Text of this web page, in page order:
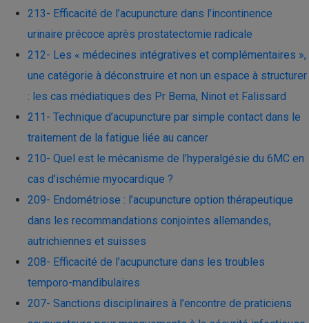
213- Efficacité de l’acupuncture dans l’incontinence
urinaire précoce après prostatectomie radicale
212- Les « médecines intégratives et complémentaires »,
une catégorie à déconstruire et non un espace à structurer
: les cas médiatiques des Pr Berna, Ninot et Falissard
211- Technique d’acupuncture par simple contact dans le
traitement de la fatigue liée au cancer
210- Quel est le mécanisme de l’hyperalgésie du 6MC en
cas d’ischémie myocardique ?
209- Endométriose : l’acupuncture option thérapeutique
dans les recommandations conjointes allemandes,
autrichiennes et suisses
208- Efficacité de l’acupuncture dans les troubles
temporo-mandibulaires
207- Sanctions disciplinaires à l’encontre de praticiens